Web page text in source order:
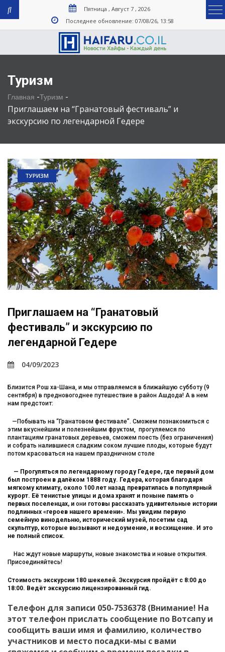
Пятница , Август 7 , 2026
Последнее обновление: 07/08/26, 13:58
Туризм
Главная -Туризм -
Приглашаем на “Гранатовый фестиваль” и
экскурсию по легендарной Гедере
ТУРИЗМ
Приглашаем на “Гранатовый
фестиваль” и экскурсию по
легендарной Гедере
04/09/2023
Близится Рош ха-Шана, и мы отправляемся в ближайшую субботу (9
сентября) в предновогоднее путешествие в район Ашдода! А в нем
нам предстоит:
—Побывать на “Гранатовом фестивале”. Сможем познакомиться с
этим вкуснейшим и полезнейшим фруктом, прогуляемся по
плантациям гранатовых деревьев, сможем поесть (без ограничения)
и собрать налившиеся сладким соком лучшие плоды, которые будут
потом красоваться на нашем праздничном столе
— Прогуляться по легендарному городу Гедере, где первый дом
был построен в далёком 1888 году. Гедера, которая благодаря
мягкому климату, около 100 лет назад превратилась в популярный
курорт. Её тенистые улицы и дома хранят и поныне память о
первых поселенцах, и они готовы рассказать удивительные истории
подлинных «героев нашего времени». Мы увидим первую
семейную винодельню, исторический музей, посетим сад
скульптур, которые вызывают и недоумение, и восхищение. И это
не полный список.
Нас ждут новые маршруты, новые знакомства и новые открытия.
Присоединяйтесь!
Стоимость экскурсии 180 шекелей. Экскурсия пройдёт с 8:00 до
18:00. Ведёт экскурсию лицензированный гид.
Телефон для записи 050-7536378 (Внимание! На
этот телефон прислать сообщение по Вотсапу и
сообщить ваши имя и фамилию, количество
участников и место посадки-мы с вами